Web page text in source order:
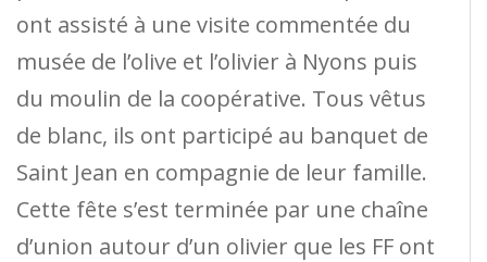
ont assisté à une visite commentée du
musée de l’olive et l’olivier à Nyons puis
du moulin de la coopérative. Tous vêtus
de blanc, ils ont participé au banquet de
Saint Jean en compagnie de leur famille.
Cette fête s’est terminée par une chaîne
d’union autour d’un olivier que les FF ont